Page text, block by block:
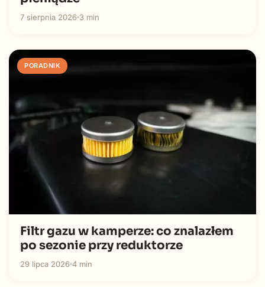
7 sierpnia 2026 3 min
PORADNIK
Filtr gazu w kamperze: co znalazłem
po sezonie przy reduktorze
29 lipca 2026 4 min